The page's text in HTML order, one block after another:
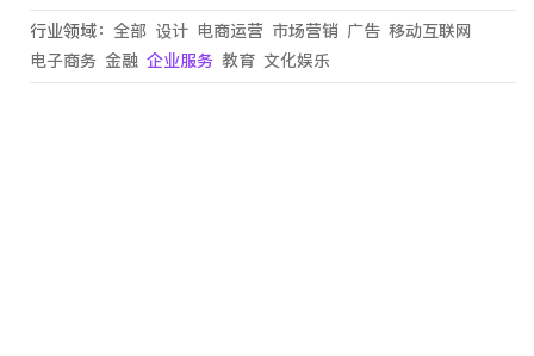
行业领域： 全部 设计 电商运营 市场营销 广告 移动互联网
电子商务 金融 企业服务 教育 文化娱乐